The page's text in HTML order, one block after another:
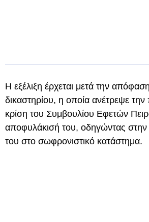
Η εξέλιξη έρχεται μετά την
δικαστηρίου, η οποία ανέτρεψε
κρίση του Συμβουλίου Εφετών
αποφυλάκισή του, οδηγώντας
του στο σωφρονιστικό κατάστημα.